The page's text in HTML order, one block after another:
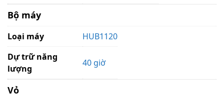
Bộ máy
Loại máy
HUB1120
Dự trữ năng
lượng
40 giờ
Vỏ